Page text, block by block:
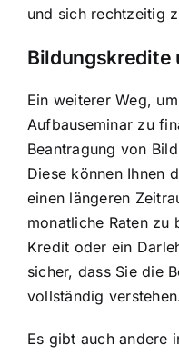
und sich rechtzeitig
Bildungskredite
Ein weiterer Weg,
Aufbauseminar zu
Beantragung von
Diese können Ihnen
einen längeren
monatliche Raten zu
Kredit oder ein
sicher, dass Sie die
vollständig
Es gibt auch andere